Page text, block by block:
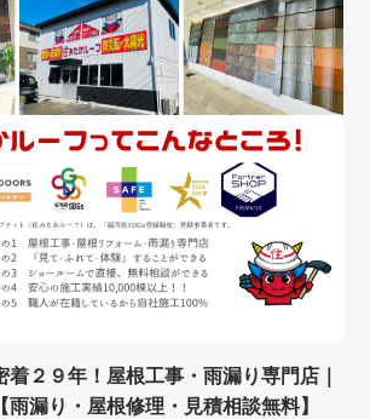
着２９年！屋根工事・雨漏り専門店｜
雨漏り・屋根修理・見積相談無料】